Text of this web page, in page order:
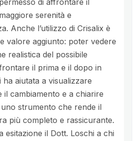
di affrontare il
serenità e
Anche l’utilizzo di Crisalix è
valore aggiunto: poter vedere
realistica del possibile
il prima e il dopo in
ha aiutata a visualizzare
il cambiamento e a chiarire
strumento che rende il
più completo e rassicurante.
esitazione il Dott. Loschi a chi